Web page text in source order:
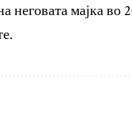
неговата мајка во